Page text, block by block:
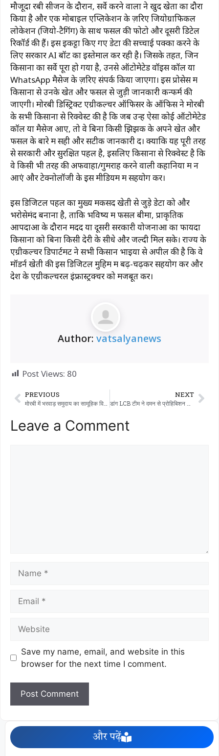
मौजूदा रबी सीजन के दौरान, सर्वे करने वालों ने खुद खेतों का दौरा
किया है और एक मोबाइल एप्लिकेशन के ज़रिए जियोग्राफिकल
लोकेशन (जियो-टैगिंग) के साथ फसल की फोटो और दूसरी डिटेल
रिकॉर्ड की हैं। इस इकट्ठा किए गए डेटा की सच्चाई पक्का करने के
लिए सरकार AI बॉट का इस्तेमाल कर रही है। जिसके तहत, जिन
किसानों का सर्वे पूरा हो गया है, उनसे ऑटोमेटेड वॉइस कॉल या
WhatsApp मैसेज के ज़रिए संपर्क किया जाएगा। इस प्रोसेस में
किसानों से उनके खेत और फसल से जुड़ी जानकारी कन्फर्म की
जाएगी। मोरबी डिस्ट्रिक्ट एग्रीकल्चर ऑफिसर के ऑफिस ने मोरबी
के सभी किसानों से रिक्वेस्ट की है कि जब उन्हें ऐसा कोई ऑटोमेटेड
कॉल या मैसेज आए, तो वे बिना किसी झिझक के अपने खेत और
फसल के बारे में सही और सटीक जानकारी दें। क्योंकि यह पूरी तरह
से सरकारी और सुरक्षित पहल है, इसलिए किसानों से रिक्वेस्ट है कि
वे किसी भी तरह की अफवाहों/गुमराह करने वाली कहानियों में न
आएं और टेक्नोलॉजी के इस मीडियम में सहयोग करें।
इस डिजिटल पहल का मुख्य मकसद खेती से जुड़े डेटा को और
भरोसेमंद बनाना है, ताकि भविष्य में फसल बीमा, प्राकृतिक
आपदाओं के दौरान मदद या दूसरी सरकारी योजनाओं का फायदा
किसानों को बिना किसी देरी के सीधे और जल्दी मिल सके। राज्य के
एग्रीकल्चर डिपार्टमेंट ने सभी किसान भाइयों से अपील की है कि वे
मॉडर्न खेती की इस डिजिटल मुहिम में बढ़-चढ़कर सहयोग करें और
देश के एग्रीकल्चरल इंफ्रास्ट्रक्चर को मजबूत करें।
Author: vatsalyanews
Post Views: 80
PREVIOUS NEXT
Leave a Comment
Save my name, email, and website in this
browser for the next time I comment.
और पढ़ें